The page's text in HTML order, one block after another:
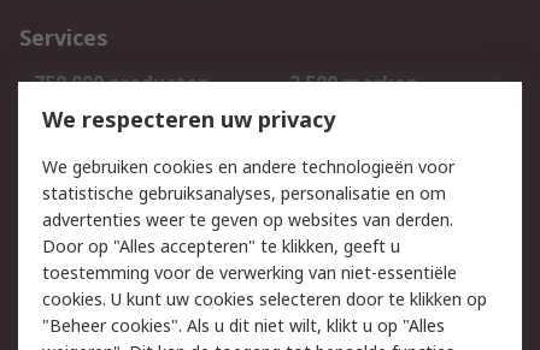
Services
750.000 producten
2.500 merken
Bestellen
Inkoopoplossingen
Track & Trace
Wettelijk
Cookiebeleid
Email veiligheid
Privacybeleid
Websitevoorwaarden
We respecteren uw privacy
We gebruiken cookies en andere technologieën voor
statistische gebruiksanalyses, personalisatie en om
advertenties weer te geven op websites van derden.
Door op "Alles accepteren" te klikken, geeft u
toestemming voor de verwerking van niet-essentiële
cookies. U kunt uw cookies selecteren door te klikken op
"Beheer cookies". Als u dit niet wilt, klikt u op "Alles